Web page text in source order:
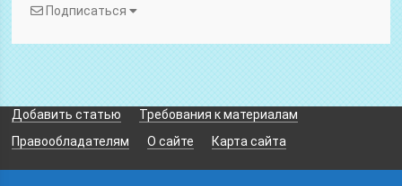
Подписаться
Добавить статью
Требования к материалам
Правообладателям
О сайте Карта сайта